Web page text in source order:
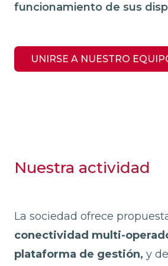
funcionamiento de sus
UNIRSE A NUESTRO
Nuestra actividad
La sociedad ofrece
conectividad multi-
plataforma de gestión, y